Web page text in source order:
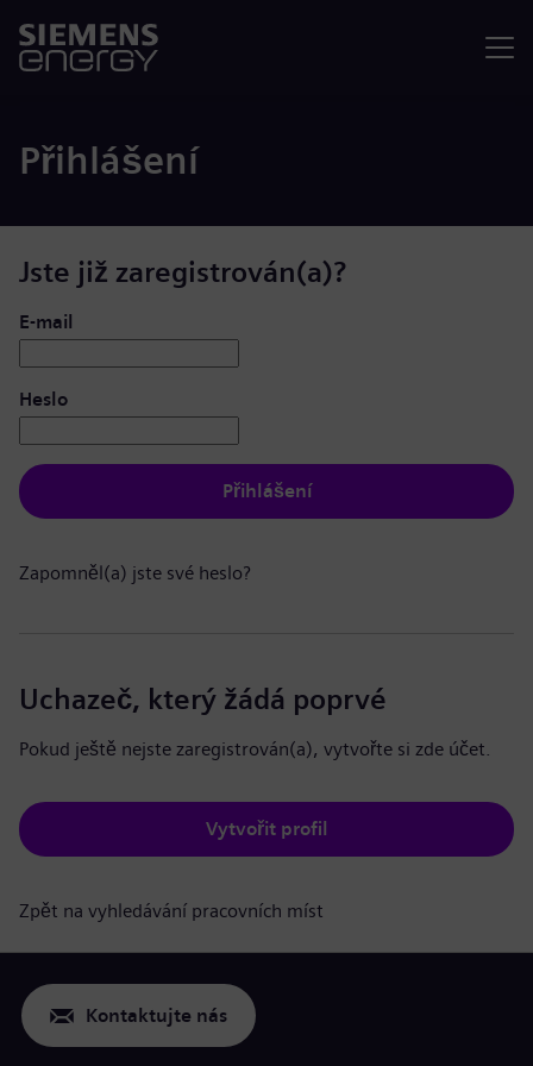
Přihlášení
Jste již zaregistrován(a)?
Přihlášení: uživatel a heslo
E-mail
Heslo
Přihlášení
Zapomněl(a) jste své heslo?
Uchazeč, který žádá poprvé
Pokud ještě nejste zaregistrován(a), vytvořte si zde účet.
Vytvořit profil
Zpět na vyhledávání pracovních míst
Kontaktujte nás